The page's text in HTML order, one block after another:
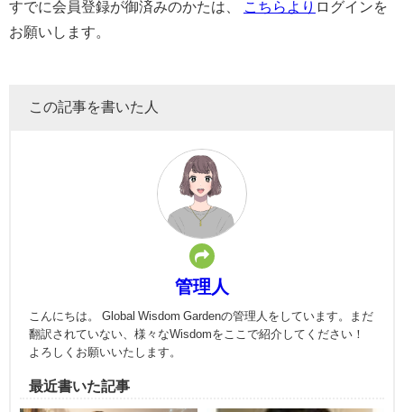
すでに会員登録が御済みのかたは、 こちらより ログインを
お願いします。
この記事を書いた人
管理人
こんにちは。 Global Wisdom Gardenの管理人をしています。まだ
翻訳されていない、様々なWisdomをここで紹介してください！
よろしくお願いいたします。
最近書いた記事